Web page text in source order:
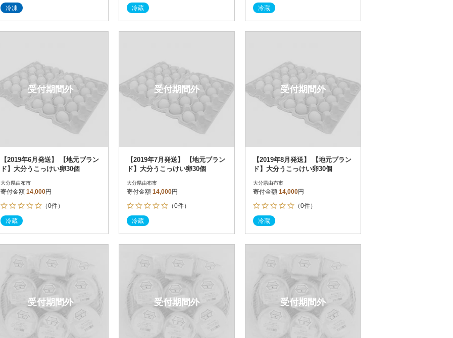
冷凍 冷蔵 冷蔵
受付期間外
【2019年6月発送】 【地元ブラン
ド】大分うこっけい卵30個
大分県由布市
寄付金額 14,000円
（0件）
冷蔵
受付期間外
【2019年7月発送】 【地元ブラン
ド】大分うこっけい卵30個
大分県由布市
寄付金額 14,000円
（0件）
冷蔵
受付期間外
【2019年8月発送】 【地元ブラン
ド】大分うこっけい卵30個
大分県由布市
寄付金額 14,000円
（0件）
冷蔵
受付期間外 受付期間外 受付期間外